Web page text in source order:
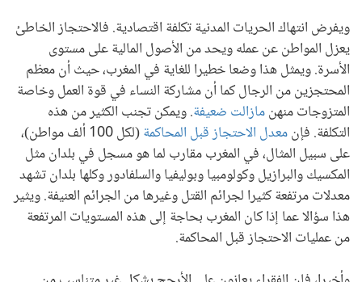
ويفرض انتهاك الحريات المدنية تكلفة اقتصادية. فالاحتجاز الخاطئ
يعزل المواطن عن عمله ويحد من الأصول المالية على مستوى
الأسرة. ويمثل هذا وضعا خطيرا للغاية في المغرب، حيث أن معظم
المحتجزين من الرجال كما أن مشاركة النساء في قوة العمل وخاصة
المتزوجات منهنمازالت ضعيفة. ويمكن تجنب الكثير من هذه
التكلفة. فإنمعدل الاحتجاز قبل المحاكمة
(لكل 100 ألف مواطن)،
على سبيل المثال، في المغرب مقارب لما هو مسجل في بلدان مثل
المكسيك والبرازيل وكولومبيا وبوليفيا والسلفادور وكلها بلدان تشهد
معدلات مرتفعة كثيرا لجرائم القتل وغيرها من الجرائم العنيفة. ويثير
هذا سؤالا عما إذا كان المغرب بحاجة إلى هذه المستويات المرتفعة
من عمليات الاحتجاز قبل المحاكمة.